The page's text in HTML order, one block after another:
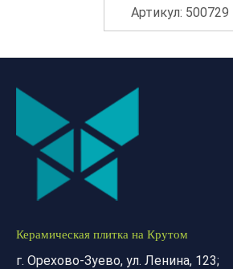
Артикул: 500729
Керамическая плитка на Крутом
г. Орехово-Зуево, ул. Ленина, 123;